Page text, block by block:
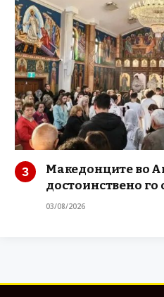
Македонците во
достоинствено
03/08/2026